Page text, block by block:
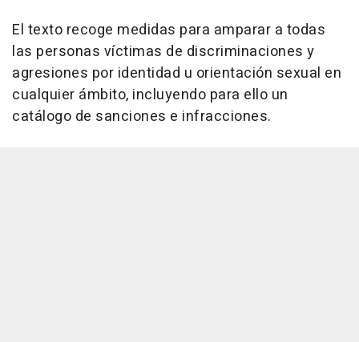
El texto recoge medidas para amparar a todas
las personas víctimas de discriminaciones y
agresiones por identidad u orientación sexual en
cualquier ámbito, incluyendo para ello un
catálogo de sanciones e infracciones.